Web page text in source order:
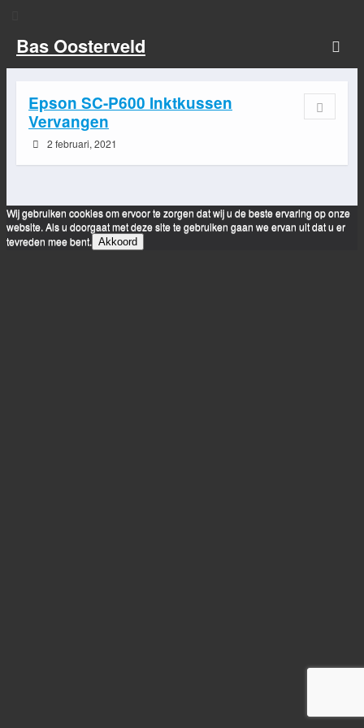
Bas Oosterveld
Epson SC-P600 Inktkussen
Vervangen
2 februari, 2021
Wij gebruiken cookies om ervoor te zorgen dat wij u de beste ervaring op onze
website. Als u doorgaat met deze site te gebruiken gaan we ervan uit dat u er
tevreden mee bent. Akkoord